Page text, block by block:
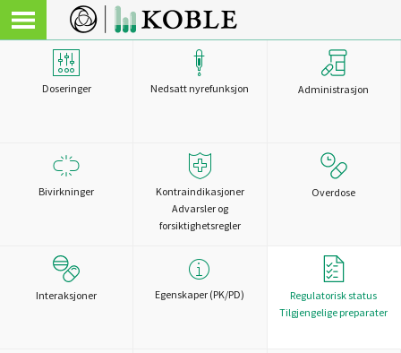
Doseringer Nedsatt nyrefunksjon Administrasjon
Bivirkninger
Kontraindikasjoner
Advarsler og
forsiktighetsregler
Overdose
Interaksjoner Egenskaper (PK/PD)
Regulatorisk status
Tilgjengelige preparater